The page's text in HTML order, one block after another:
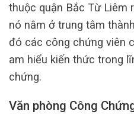
thuộc quận Bắc Từ Liêm
nó nằm ở trung tâm
đó các công chứng viên
am hiểu kiến thức trong
chứng.
Văn phòng Công